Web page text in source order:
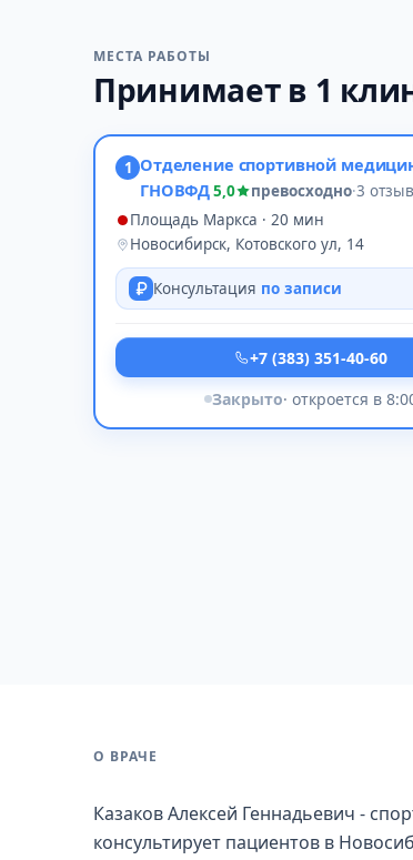
МЕСТА РАБОТЫ
Принимает в 1
1 Отделение спортивной
ГНОВФД5,0 превосходно·3
Площадь Маркса · 20 мин
Новосибирск, Котовского ул, 14
Консультация по записи
+7 (383) 351-40-60
Закрыто· откроется в
О ВРАЧЕ
Казаков Алексей Геннадьевич -
консультирует пациентов в